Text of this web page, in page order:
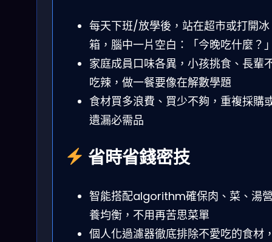
每天下班/放學後，站在超市或打開冰
箱，腦中一片空白：「今晚吃什麼？
家庭成員口味各異，小孩挑食、長輩
吃辣，做一餐要像在解數學題
食材買多浪費、買少不夠，重複採購
遺漏必需品
省時省錢密技
智能搭配algorithm確保肉、菜、湯
養均衡，不用再苦思菜單
個人化過濾器徹底排除不愛吃的食材